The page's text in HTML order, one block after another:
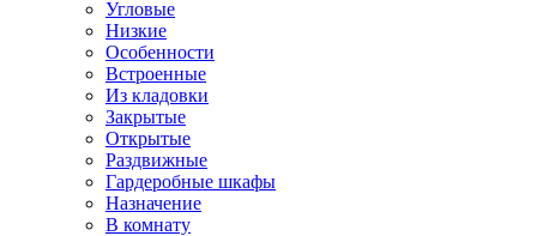
Угловые
Низкие
Особенности
Встроенные
Из кладовки
Закрытые
Открытые
Раздвижные
Гардеробные шкафы
Назначение
В комнату